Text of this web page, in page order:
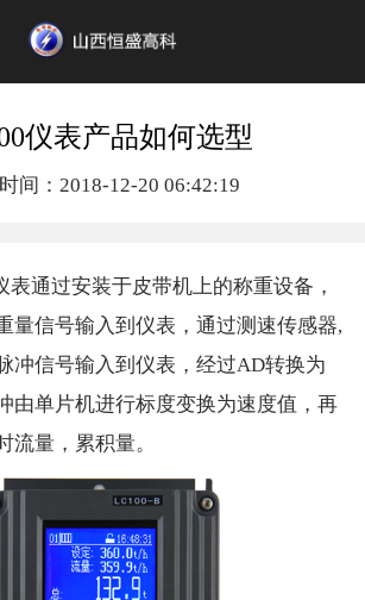
仪表产品如何选型
间：2018-12-20 06:42:19
通过安装于皮带机上的称重设备，
量信号输入到仪表，通过测速传感器,
冲信号输入到仪表，经过AD转换为
由单片机进行标度变换为速度值，再
流量，累积量。